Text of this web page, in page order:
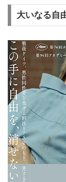
大いなる自